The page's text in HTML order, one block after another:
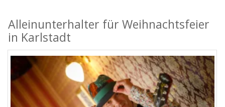
Alleinunterhalter für Weihnachtsfeier
in Karlstadt